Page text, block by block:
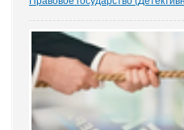
Добрыня исподлобья бросил на
- Я был...